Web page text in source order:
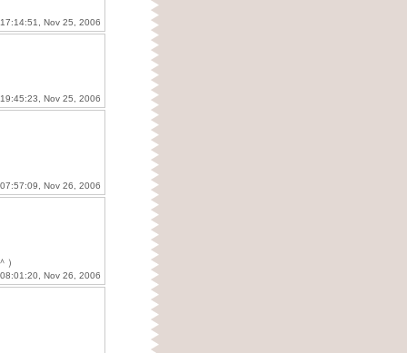
Nov 25, 2006
Nov 25, 2006
Nov 26, 2006
）
Nov 26, 2006